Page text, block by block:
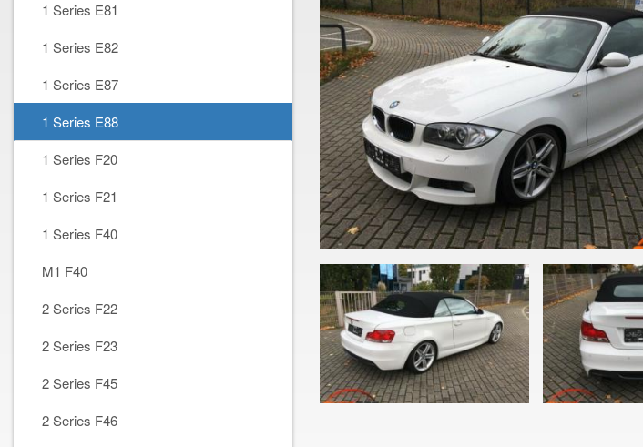
1 Series E81
1 Series E82
1 Series E87
1 Series E88
1 Series F20
1 Series F21
1 Series F40
M1 F40
2 Series F22
2 Series F23
2 Series F45
2 Series F46